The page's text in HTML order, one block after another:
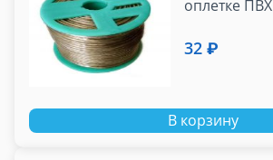
оплетке ПВХ
32 ₽
В корзину